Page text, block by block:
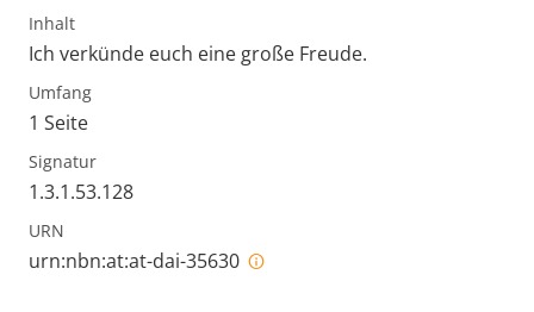
Inhalt
Ich verkünde euch eine große Freude.
Umfang
1 Seite
Signatur
1.3.1.53.128
URN
urn:nbn:at:at-dai-35630